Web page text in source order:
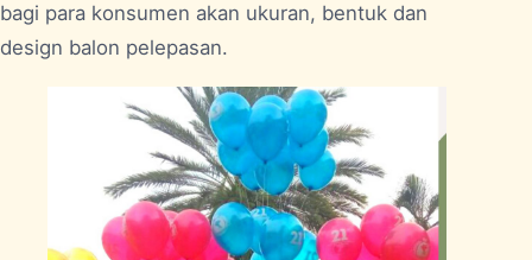
bagi para konsumen akan ukuran, bentuk dan
design balon pelepasan.